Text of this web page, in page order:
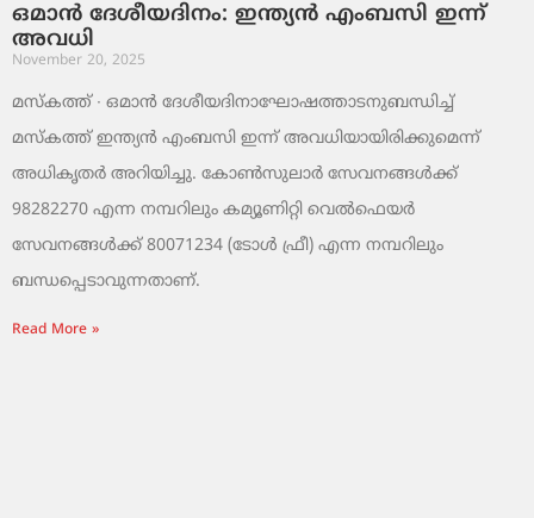
ഒമാൻ ദേശീയദിനം: ഇന്ത്യൻ എംബസി ഇന്ന്
അവധി
November 20, 2025
മസ്‌കത്ത് ∙ ഒമാൻ ദേശീയദിനാഘോഷത്താടനുബന്ധിച്ച്
മസ്‌കത്ത് ഇന്ത്യൻ എംബസി ഇന്ന് അവധിയായിരിക്കുമെന്ന്
അധികൃതർ അറിയിച്ചു. കോൺസുലാർ സേവനങ്ങൾക്ക്
98282270 എന്ന നമ്പറിലും കമ്യൂണിറ്റി വെൽഫെയർ
സേവനങ്ങൾക്ക് 80071234 (ടോൾ ഫ്രീ) എന്ന നമ്പറിലും
ബന്ധപ്പെടാവുന്നതാണ്.
Read More »